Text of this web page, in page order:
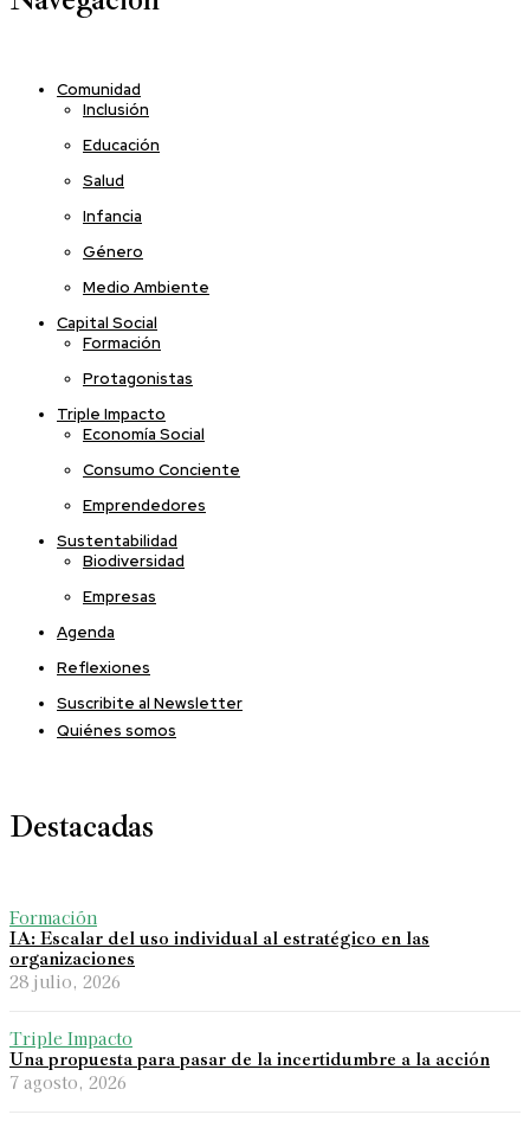
Comunidad
Inclusión
Educación
Salud
Infancia
Género
Medio Ambiente
Capital Social
Formación
Protagonistas
Triple Impacto
Economía Social
Consumo Conciente
Emprendedores
Sustentabilidad
Biodiversidad
Empresas
Agenda
Reflexiones
Suscribite al Newsletter
Quiénes somos
Destacadas
Formación
IA: Escalar del uso individual al estratégico en las
organizaciones
28 julio, 2026
Triple Impacto
Una propuesta para pasar de la incertidumbre a la acción
7 agosto, 2026